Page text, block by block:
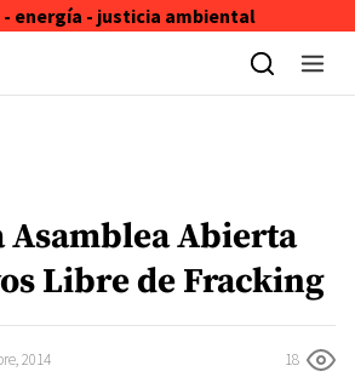
energía - justicia ambiental
Asamblea Abierta
Libre de Fracking
2014 18